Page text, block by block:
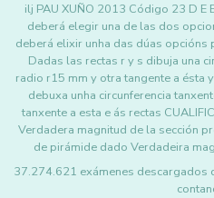
ilj PAU XUÑO 2013 Código 23 D E
deberá elegir una de las dos
deberá elixir unha das dúas opcións
Dadas las rectas r y s dibuja una
radio r15 mm y otra tangente a ésta
debuxa unha circunferencia
tanxente a esta e ás rectas
Verdadera magnitud de la sección
de pirámide dado Verdadeira
37.274.621 exámenes descargados